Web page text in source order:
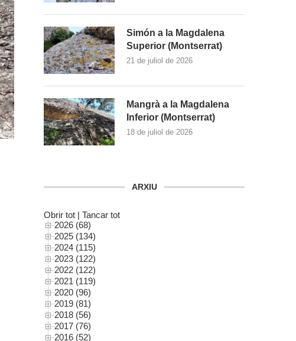
Simón a la Magdalena
Superior (Montserrat)
21 de juliol de 2026
Mangrà a la Magdalena
Inferior (Montserrat)
18 de juliol de 2026
ARXIU
Obrir tot | Tancar tot
2026 (68)
2025 (134)
2024 (115)
2023 (122)
2022 (122)
2021 (119)
2020 (96)
2019 (81)
2018 (56)
2017 (76)
2016 (52)